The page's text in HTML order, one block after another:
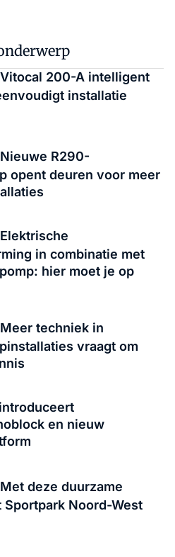
Vitocal 200-A intelligent
installatie
Nieuwe R290-
opent deuren voor meer
Elektrische
in combinatie met
hier moet je op
Meer techniek in
vraagt om
en nieuw
Met deze duurzame
Noord-West